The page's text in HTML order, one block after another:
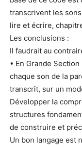
transcrivent les
lire et écrire,
Les conclusions :
Il faudrait au
• En Grande
chaque son de la
transcrit, sur un
Développer la
structures
de construire et
Un bon langage est